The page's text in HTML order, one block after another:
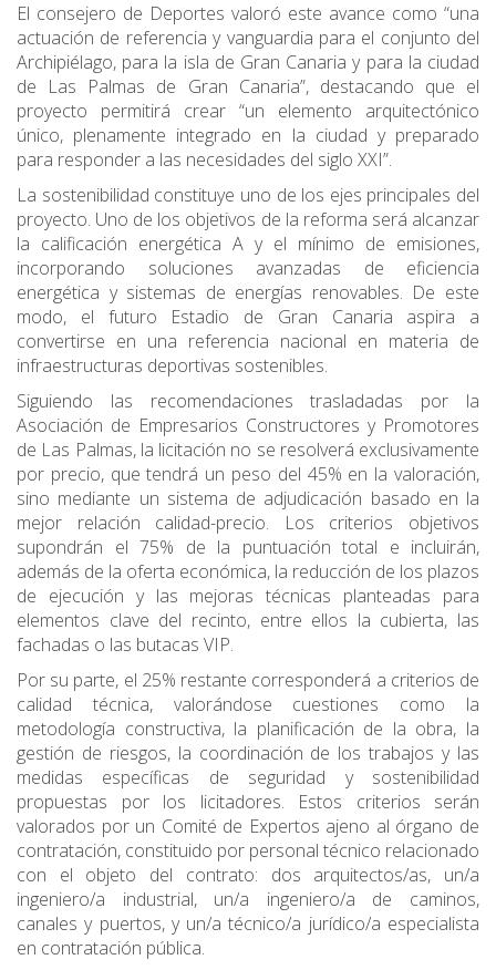
El consejero de Deportes valoró este avance como “una
actuación de referencia y vanguardia para el conjunto del
Archipiélago, para la isla de Gran Canaria y para la ciudad
de Las Palmas de Gran Canaria”, destacando que el
proyecto permitirá crear “un elemento arquitectónico
único, plenamente integrado en la ciudad y preparado
para responder a las necesidades del siglo XXI”.
La sostenibilidad constituye uno de los ejes principales del
proyecto. Uno de los objetivos de la reforma será alcanzar
la calificación energética A y el mínimo de emisiones,
incorporando soluciones avanzadas de eficiencia
energética y sistemas de energías renovables. De este
modo, el futuro Estadio de Gran Canaria aspira a
convertirse en una referencia nacional en materia de
infraestructuras deportivas sostenibles.
Siguiendo las recomendaciones trasladadas por la
Asociación de Empresarios Constructores y Promotores
de Las Palmas, la licitación no se resolverá exclusivamente
por precio, que tendrá un peso del 45% en la valoración,
sino mediante un sistema de adjudicación basado en la
mejor relación calidad-precio. Los criterios objetivos
supondrán el 75% de la puntuación total e incluirán,
además de la oferta económica, la reducción de los plazos
de ejecución y las mejoras técnicas planteadas para
elementos clave del recinto, entre ellos la cubierta, las
fachadas o las butacas VIP.
Por su parte, el 25% restante corresponderá a criterios de
calidad técnica, valorándose cuestiones como la
metodología constructiva, la planificación de la obra, la
gestión de riesgos, la coordinación de los trabajos y las
medidas específicas de seguridad y sostenibilidad
propuestas por los licitadores. Estos criterios serán
valorados por un Comité de Expertos ajeno al órgano de
contratación, constituido por personal técnico relacionado
con el objeto del contrato: dos arquitectos/as, un/a
ingeniero/a industrial, un/a ingeniero/a de caminos,
canales y puertos, y un/a técnico/a jurídico/a especialista
en contratación pública.